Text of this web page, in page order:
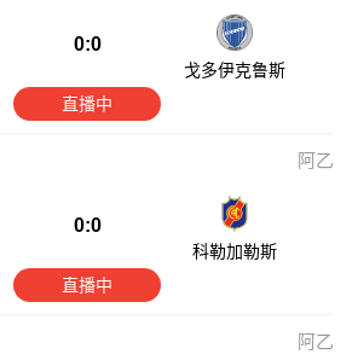
0:0
戈多伊克鲁斯
直播中
阿乙
0:0
科勒加勒斯
直播中
阿乙